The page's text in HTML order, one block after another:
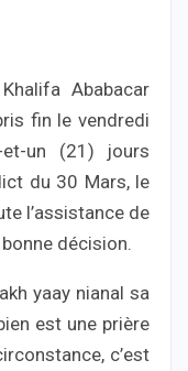
Ababacar
fin le vendredi
un (21) jours
du 30 Mars, le
l’assistance de
décision.
yaay nianal sa
est une prière
c’est